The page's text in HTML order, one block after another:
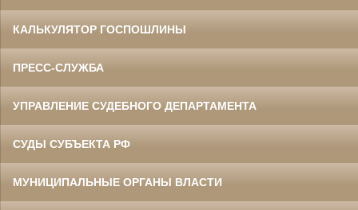
КАЛЬКУЛЯТОР ГОСПОШЛИНЫ
ПРЕСС-СЛУЖБА
УПРАВЛЕНИЕ СУДЕБНОГО ДЕПАРТАМЕНТА
СУДЫ СУБЪЕКТА РФ
МУНИЦИПАЛЬНЫЕ ОРГАНЫ ВЛАСТИ